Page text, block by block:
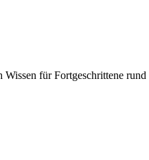
für Fortgeschrittene